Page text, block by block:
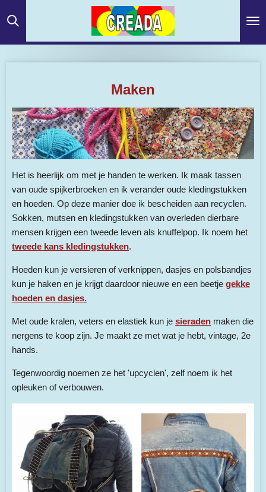
direct
Maken
Het is heerlijk om met je handen te werken. Ik maak tassen
van oude spijkerbroeken en ik verander oude kledingstukken
en hoeden. Op deze manier doe ik bescheiden aan recyclen.
Sokken, mutsen en kledingstukken van overleden dierbare
mensen krijgen een tweede leven als knuffelpop. Ik noem het
tweede kans kledingstukken.
Hoeden kun je versieren of verknippen, dasjes en polsbandjes
kun je haken en je krijgt daardoor nieuwe en een beetje gekke
hoeden en dasjes.
Met oude kralen, veters en elastiek kun je sieraden maken die
nergens te koop zijn. Je maakt ze met wat je hebt, vintage, 2e
hands.
Tegenwoordig noemen ze het 'upcyclen', zelf noem ik het
opleuken of verbouwen.